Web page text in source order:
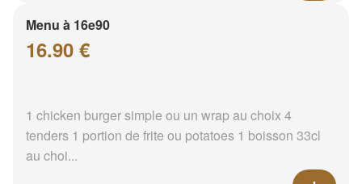
Menu à 16e90
16.90 €
1 chicken burger simple ou un wrap au choix 4
tenders 1 portion de frite ou potatoes 1 boisson 33cl
au choi...